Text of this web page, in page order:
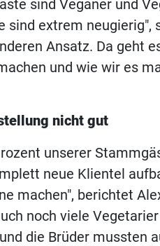
sind Veganer und
sind extrem neugierig",
Ansatz. Da geht
und wie wir es
nicht gut
unserer
neue Klientel
machen", berichtet
noch viele
die Brüder mussten